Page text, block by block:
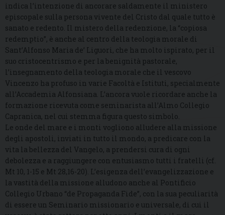
indica l’intenzione di ancorare saldamente il ministero
episcopale sulla persona vivente del Cristo dal quale tutto è
sanato e redento. Il mistero della redenzione, la “copiosa
redemptio”, è anche al centro della teologia morale di
Sant’Alfonso Maria de’ Liguori, che ha molto ispirato, per il
suo cristocentrismo e per la benignità pastorale,
l’insegnamento della teologia morale che il vescovo
Vincenzo ha profuso in varie Facoltà e Istituti, specialmente
all’Accademia Alfonsiana. L’ancora vuole ricordare anche la
formazione ricevuta come seminarista all’Almo Collegio
Capranica, nel cui stemma figura questo simbolo.
Le onde del mare e i monti vogliono alludere alla missione
degli apostoli, inviati in tutto il mondo, a predicare con la
vita la bellezza del Vangelo, a prendersi cura di ogni
debolezza e a raggiungere con entusiasmo tutti i fratelli (cf.
Mt 10, 1-15 e Mt 28,16-20). L’esigenza dell’evangelizzazione e
la vastità della missione alludono anche al Pontificio
Collegio Urbano “de Propaganda Fide”, con la sua peculiarità
di essere un Seminario missionario e universale, di cui il